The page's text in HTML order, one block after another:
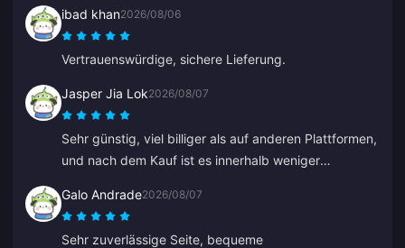
ibad khan2026/08/06
Vertrauenswürdige, sichere Lieferung.
Jasper Jia Lok2026/08/07
Sehr günstig, viel billiger als auf anderen Plattformen,
und nach dem Kauf ist es innerhalb weniger
Galo Andrade2026/08/07
Sehr zuverlässige Seite, bequeme